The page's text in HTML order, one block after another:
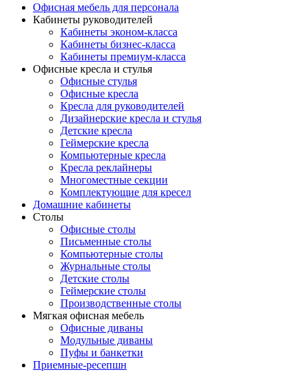
Офисная мебель для персонала
Кабинеты руководителей
Кабинеты эконом-класса
Кабинеты бизнес-класса
Кабинеты премиум-класса
Офисные кресла и стулья
Офисные стулья
Офисные кресла
Кресла для руководителей
Дизайнерские кресла и стулья
Детские кресла
Геймерские кресла
Компьютерные кресла
Кресла реклайнеры
Многоместные секции
Комплектующие для кресел
Домашние кабинеты
Столы
Офисные столы
Письменные столы
Компьютерные столы
Журнальные столы
Детские столы
Геймерские столы
Производственные столы
Мягкая офисная мебель
Офисные диваны
Модульные диваны
Пуфы и банкетки
Приемные-ресепшн